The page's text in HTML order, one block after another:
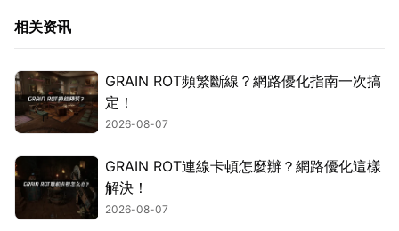
相关资讯
GRAIN ROT頻繁斷線？網路優化指南一次搞
定！
2026-08-07
GRAIN ROT連線卡頓怎麼辦？網路優化這樣
解決！
2026-08-07